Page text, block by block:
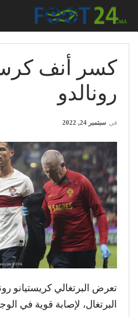
كسر أنف
رونالدو
في سبتمبر 24, 2022
تعرض البرتغالي كريستيانو
البرتغال، لإصابة قوية في